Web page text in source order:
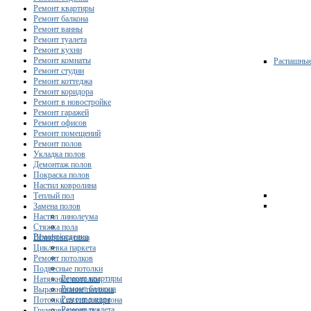
Ремонт/отделка
Ремонт квартиры
Ремонт балкона
Ремонт ванны
Ремонт квартиры
Ремонт балкона
Ремонт ванны
Ремонт туалета
Ремонт кухни
Ремонт комнаты
Ремонт студии
Ремонт коттеджа
Ремонт коридора
Ремонт в новостройке
Ремонт гаражей
Ремонт офисов
Ремонт помещений
Ремонт полов
Укладка полов
Демонтаж полов
Покраска полов
Настил ковролина
Теплый пол
Замена полов
Настил линолеума
Стяжка пола
Шлифовка пола
Циклевка паркета
Ремонт потолков
Подвесные потолки
Натяжные потолки
Выравнивание потолка
Потолки из гипсокартона